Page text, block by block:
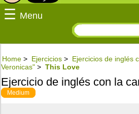
☰ Menu
Home > Ejercicios > Ejercicios de inglés
Veronicas" > This Love
Ejercicio de inglés con la
Medium